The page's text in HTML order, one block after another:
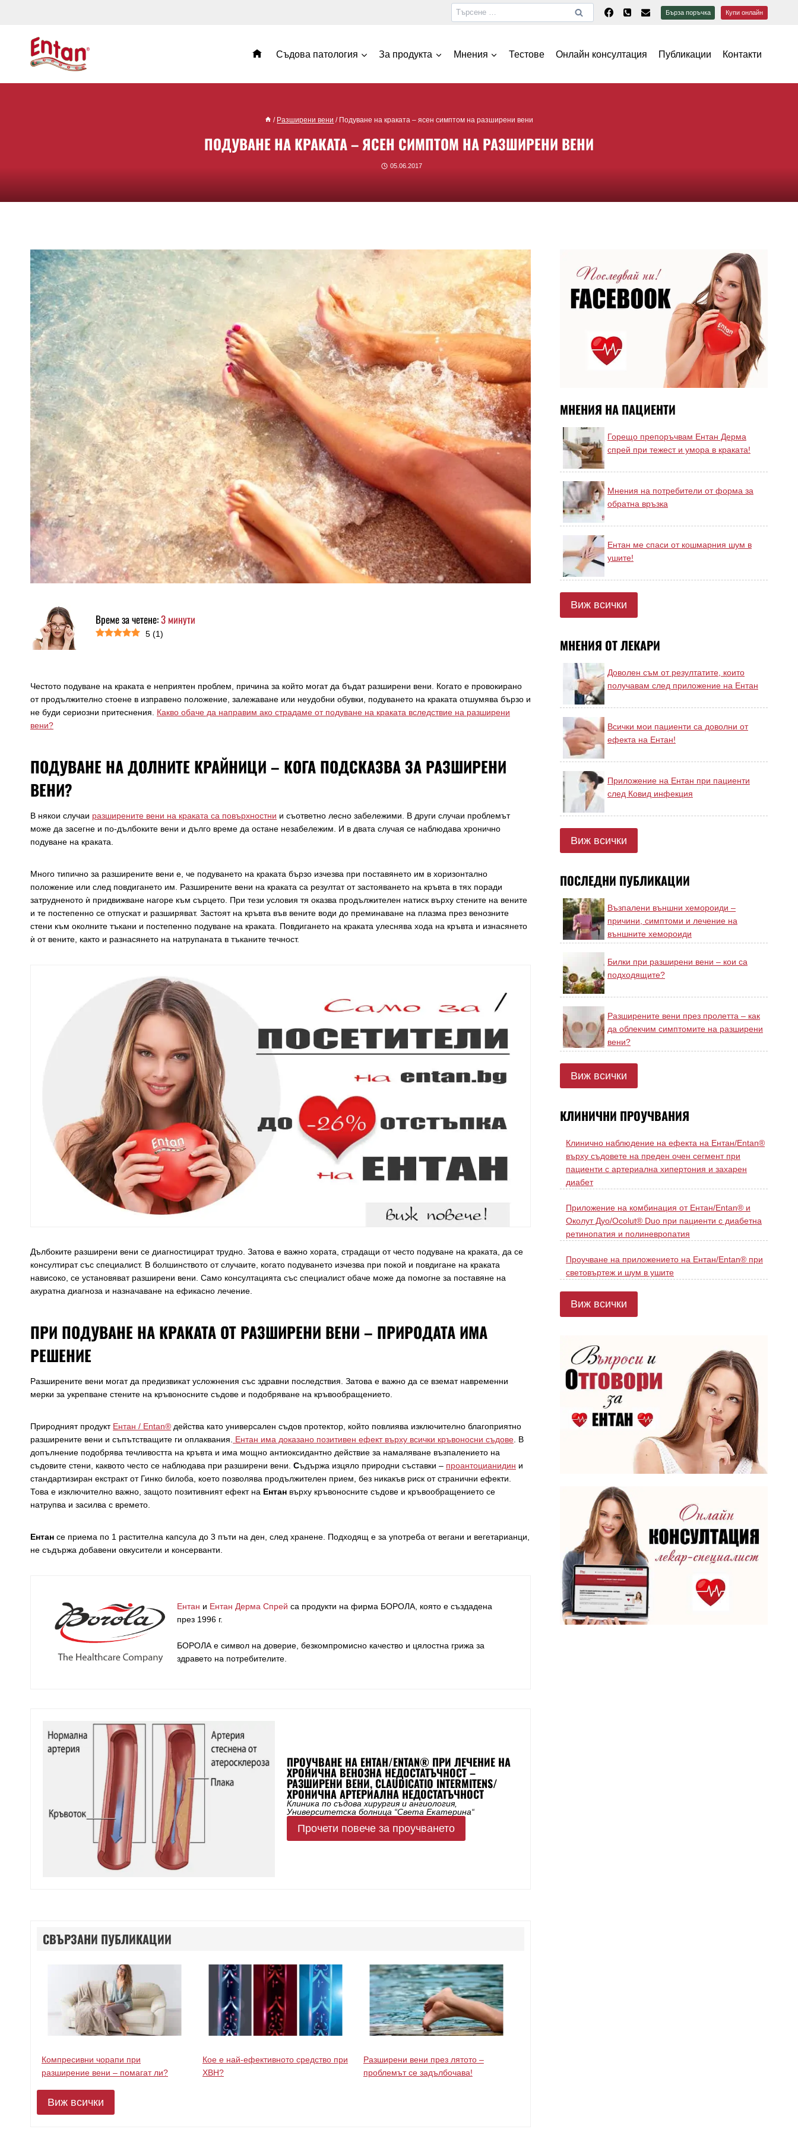
Бърза поръчка Купи онлайн
Съдова патология За продукта Мнения Тестове Онлайн консултация Публикации Контакти
/ Разширени вени / Подуване на краката – ясен симптом на разширени вени
ПОДУВАНЕ НА КРАКАТА – ЯСЕН СИМПТОМ НА РАЗШИРЕНИ ВЕНИ
05.06.2017
Време за четене:3минути
5 (1)
Честото подуване на краката е неприятен проблем, причина за който могат да бъдат разширени вени. Когато е провокирано
от продължително стоене в изправено положение, залежаване или неудобни обувки, подуването на краката отшумява бързо и
не буди сериозни притеснения. Какво обаче да направим ако страдаме от подуване на краката вследствие на разширени
вени?
ПОДУВАНЕ НА ДОЛНИТЕ КРАЙНИЦИ – КОГА ПОДСКАЗВА ЗА РАЗШИРЕНИ
ВЕНИ?
В някои случаи разширените вени на краката са повърхностни и съответно лесно забележими. В други случаи проблемът
може да засегне и по-дълбоките вени и дълго време да остане незабележим. И в двата случая се наблюдава хронично
подуване на краката.
Много типично за разширените вени е, че подуването на краката бързо изчезва при поставянето им в хоризонтално
положение или след повдигането им. Разширените вени на краката са резултат от застояването на кръвта в тях поради
затрудненото ѝ придвижване нагоре към сърцето. При тези условия тя оказва продължителен натиск върху стените на вените
и те постепенно се отпускат и разширяват. Застоят на кръвта във вените води до преминаване на плазма през венозните
стени към околните тъкани и постепенно подуване на краката. Повдигането на краката улеснява хода на кръвта и изнасянето
ѝ от вените, както и разнасянето на натрупаната в тъканите течност.
Дълбоките разширени вени се диагностицират трудно. Затова е важно хората, страдащи от често подуване на краката, да се
консултират със специалист. В болшинството от случаите, когато подуването изчезва при покой и повдигане на краката
нависоко, се установяват разширени вени. Само консултацията със специалист обаче може да помогне за поставяне на
акуратна диагноза и назначаване на ефикасно лечение.
ПРИ ПОДУВАНЕ НА КРАКАТА ОТ РАЗШИРЕНИ ВЕНИ – ПРИРОДАТА ИМА
РЕШЕНИЕ
Разширените вени могат да предизвикат усложнения със здравни последствия. Затова е важно да се вземат навременни
мерки за укрепване стените на кръвоносните съдове и подобряване на кръвообращението.
Природният продукт Ентан / Entan® действа като универсален съдов протектор, който повлиява изключително благоприятно
разширените вени и съпътстващите ги оплаквания.
Ентан има доказано позитивен ефект върху всички кръвоносни съдове . В
допълнение подобрява течливостта на кръвта и има мощно антиоксидантно действие за намаляване възпалението на
съдовите стени, каквото често се наблюдава при разширени вени. Съдържа изцяло природни съставки – проантоцианидин и
стандартизиран екстракт от Гинко билоба, което позволява продължителен прием, без никакъв риск от странични ефекти.
Това е изключително важно, защото позитивният ефект на Ентан върху кръвоносните съдове и кръвообращението се
натрупва и засилва с времето.
Ентан се приема по 1 растителна капсула до 3 пъти на ден, след хранене. Подходящ е за употреба от вегани и вегетарианци,
не съдържа добавени овкусители и консерванти.
Ентан и Ентан Дерма Спрей са продукти на фирма БОРОЛА , която е създадена
през 1996 г.
БОРОЛА е символ на доверие, безкомпромисно качество и цялостна грижа за
здравето на потребителите
ПРОУЧВАНЕ НА ЕНТАН/ENTAN® ПРИ ЛЕЧЕНИЕ НА
ХРОНИЧНА ВЕНОЗНА НЕДОСТАТЪЧНОСТ –
РАЗШИРЕНИ ВЕНИ, CLAUDICATIO INTERMITENS/
ХРОНИЧНА АРТЕРИАЛНА НЕДОСТАТЪЧНОСТ
Клиника по съдова хирургия и ангиология,
Университетска болница “Света Екатерина“
Прочети повече за проучването
СВЪРЗАНИ ПУБЛИКАЦИИ
Компресивни чорапи при
разширение вени – помагат ли?
Кое е най-ефективното средство при
ХВН?
Разширени вени през лятото –
проблемът се задълбочава!
Виж всички
МНЕНИЯ НА ПАЦИЕНТИ
Горещо препоръчвам Ентан Дерма
спрей при тежест и умора в краката!
Мнения на потребители от форма за
обратна връзка
Ентан ме спаси от кошмарния шум в
ушите!
Виж всички
МНЕНИЯ ОТ ЛЕКАРИ
Доволен съм от резултатите, които
получавам след приложение на Ентан
Всички мои пациенти са доволни от
ефекта на Ентан!
Приложение на Ентан при пациенти
след Ковид инфекция
Виж всички
ПОСЛЕДНИ ПУБЛИКАЦИИ
Възпалени външни хемороиди –
причини, симптоми и лечение на
външните хемороиди
Билки при разширени вени – кои са
подходящите?
Разширените вени през пролетта – как
да облекчим симптомите на разширени
вени?
Виж всички
КЛИНИЧНИ ПРОУЧВАНИЯ
Клинично наблюдение на ефекта на Ентан/Entan®
върху съдовете на преден очен сегмент при
пациенти с артериална хипертония и захарен
диабет
Приложение на комбинация от Ентан/Entan® и
Околут Дуо/Ocolut® Duo при пациенти с диабетна
ретинопатия и полиневропатия
Проучване на приложението на Ентан/Entan® при
световъртеж и шум в ушите
Виж всички